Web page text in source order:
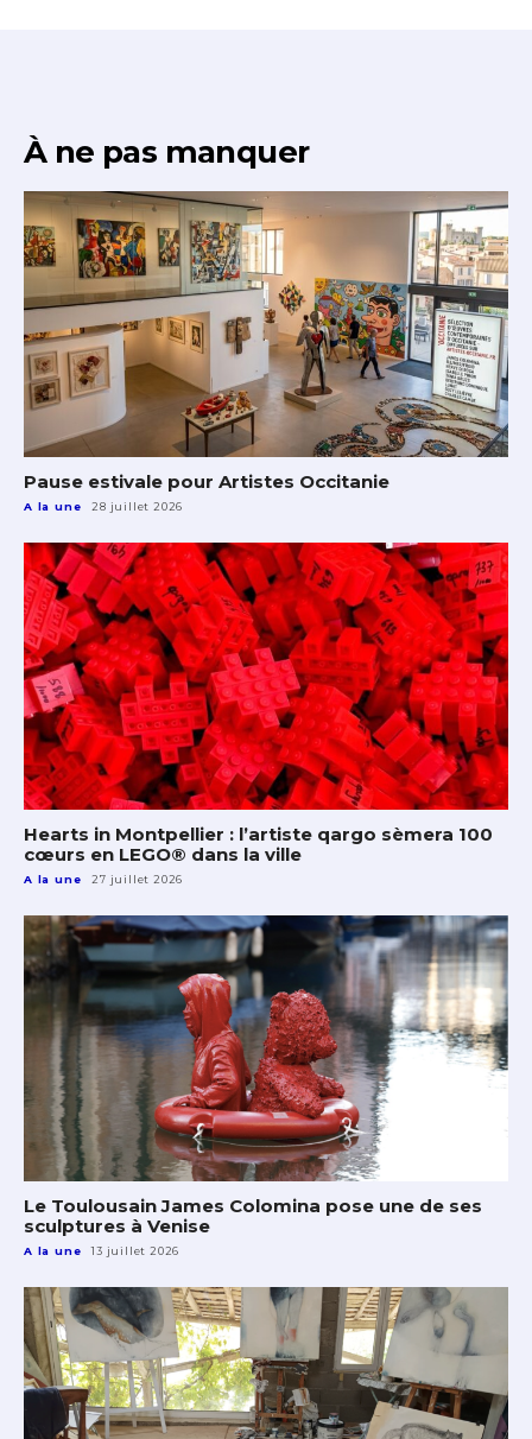
À ne pas manquer
Pause estivale pour Artistes Occitanie
A la une 28 juillet 2026
Hearts in Montpellier : l’artiste qargo sèmera 100
cœurs en LEGO® dans la ville
A la une 27 juillet 2026
Le Toulousain James Colomina pose une de ses
sculptures à Venise
A la une 13 juillet 2026